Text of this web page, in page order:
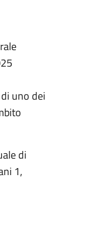
uno dei
di
1,